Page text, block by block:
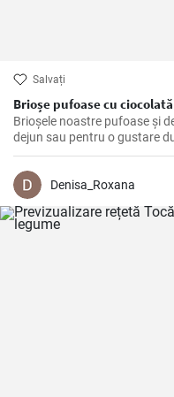
Salvați
Brioșe pufoase cu
Brioșele noastre pufoase și
dejun sau pentru o gustare
de ciocolată și aroma
neratat!
Denisa_Roxana